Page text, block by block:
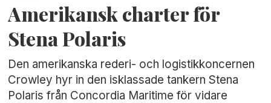
Amerikansk charter för
Stena Polaris
Den amerikanska rederi- och logistikkoncernen
Crowley hyr in den isklassade tankern Stena
Polaris från Concordia Maritime för vidare